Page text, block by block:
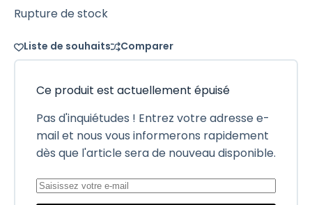
Rupture de stock
Liste de souhaits Comparer
Ce produit est actuellement épuisé
Pas d'inquiétudes ! Entrez votre adresse e-
mail et nous vous informerons rapidement
dès que l'article sera de nouveau disponible.